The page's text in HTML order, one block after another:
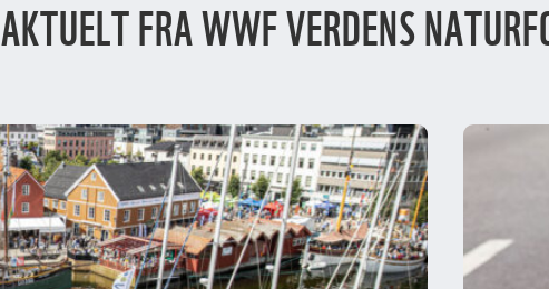
AKTUELT FRA WWF VERDENS